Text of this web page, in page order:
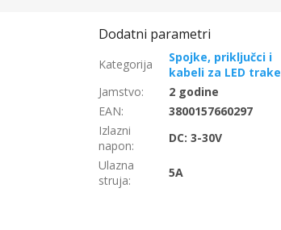
Spojke, priključci i
kabeli za LED trake
Jamstvo:
2 godine
EAN:
3800157660297
Izlazni
napon:
DC: 3-30V
Ulazna
struja:
5A